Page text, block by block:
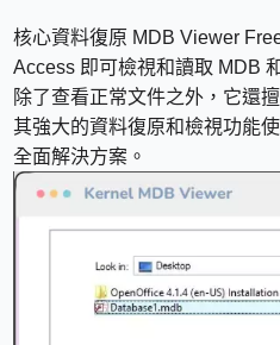
核心資料復原 MDB Viewer
Access 即可檢視和讀取 MDB
除了查看正常文件之外，它還
其強大的資料復原和檢視功能
全面解決方案。